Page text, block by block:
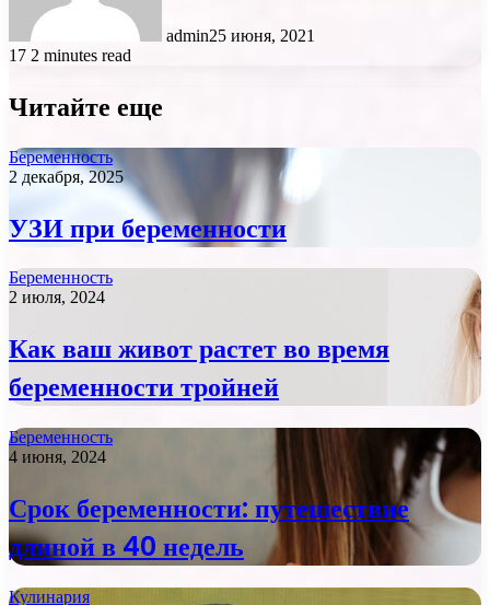
admin25 июня, 2021
17 2 minutes read
Читайте еще
Беременность
2 декабря, 2025
УЗИ при беременности
Беременность
2 июля, 2024
Как ваш живот растет во время
беременности тройней
Беременность
4 июня, 2024
Срок беременности: путешествие
длиной в 40 недель
Кулинария